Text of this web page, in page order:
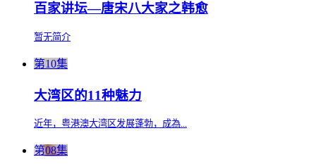
百家讲坛—唐宋八大家之韩愈
暂无简介
第10集
大湾区的11种魅力
近年，粤港澳大湾区发展蓬勃，成為...
第08集